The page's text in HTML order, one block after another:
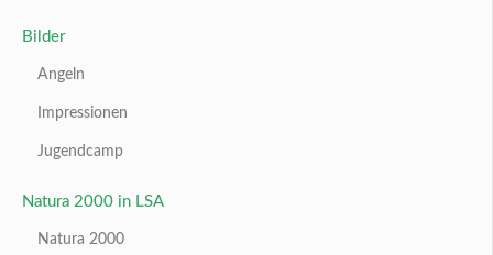
Bilder
Angeln
Impressionen
Jugendcamp
Natura 2000 in LSA
Natura 2000